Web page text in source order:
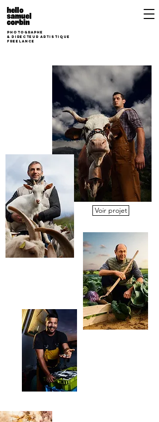
photographe
& Directeur Artistique
freelance
Voir projet